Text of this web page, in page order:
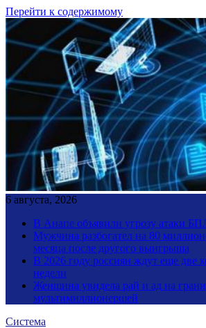
Перейти к содержимому
6 августа, 2026
В Анапе объявили угрозу атаки
Мужчина разбогател на 80
месяца после другого выигрыша
В 2026 году россиян ждут еще две
недели
Женщина увидела рай и ад на грани
мультимиллионершей
Система